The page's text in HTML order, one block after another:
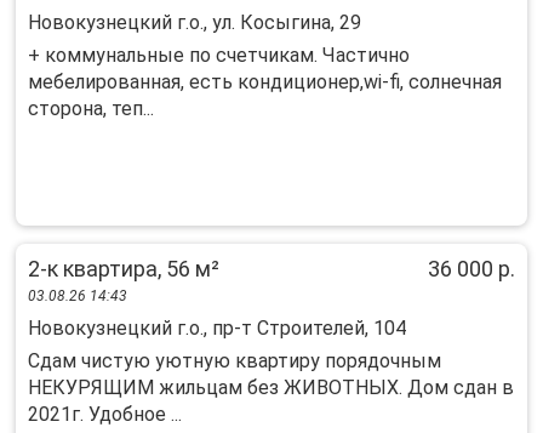
Новокузнецкий г.о., ул. Косыгина, 29
+ коммунальные по счетчикам. Частично
мебелированная, есть кондиционер,wi-fi, солнечная
сторона, теп...
2-к квартира, 56 м² 36 000 р.
03.08.26 14:43
Новокузнецкий г.о., пр-т Строителей, 104
Сдaм чиcтую уютную квартиру поpядочным
НЕКУPЯЩИМ жильцaм без ЖИBОТНЫX. Дом сдан в
2021г. Удoбнoe ...